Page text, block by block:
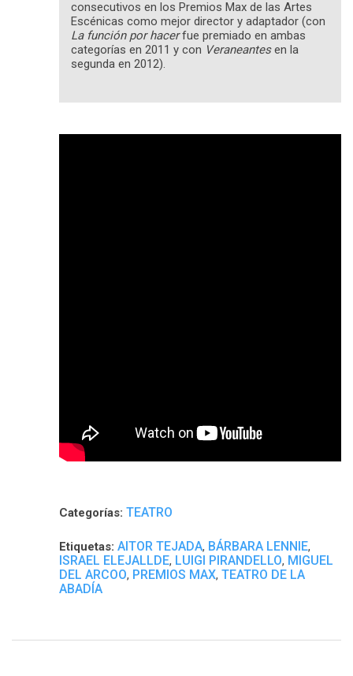
consecutivos en los Premios Max de las Artes
Escénicas como mejor director y adaptador (con
La función por hacerfue premiado en ambas
categorías en 2011 y con Veraneantesen la
segunda en 2012).
Categorías: TEATRO
Etiquetas: AITOR TEJADA, BÁRBARA LENNIE,
ISRAEL ELEJALLDE, LUIGI PIRANDELLO, MIGUEL
DEL ARCOO, PREMIOS MAX, TEATRO DE LA
ABADÍA